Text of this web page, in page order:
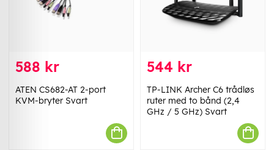
588 kr
ATEN CS682-AT 2-port
KVM-bryter Svart
544 kr
TP-LINK Archer C6 trådløs
ruter med to bånd (2,4
GHz / 5 GHz) Svart